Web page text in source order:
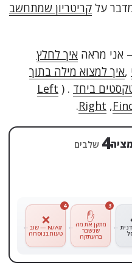
על קריטריון שמתחשב
– אני מראה איך לחלץ
,איך למצוא מילה בתוך
ביחד . (
Left
Right ,
.
4 שלבים
4
❌
#N/A — שוב
טעות בנוסחה
3
✋
מתקן את מה
שנשבר
בהעתקה